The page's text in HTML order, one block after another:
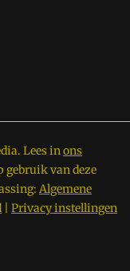
Lees inons
gebruik van deze
Algemene
Privacy instellingen